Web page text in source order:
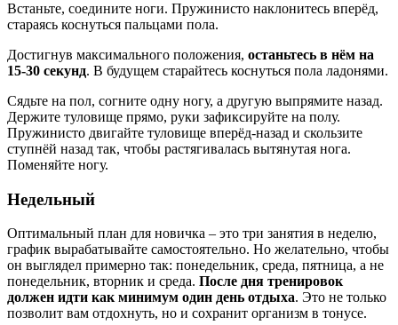
Встаньте, соедините ноги. Пружинисто наклонитесь вперёд,
стараясь коснуться пальцами пола.
Достигнув максимального положения, останьтесь в нём на
15-30 секунд. В будущем старайтесь коснуться пола ладонями.
Сядьте на пол, согните одну ногу, а другую выпрямите назад.
Держите туловище прямо, руки зафиксируйте на полу.
Пружинисто двигайте туловище вперёд-назад и скользите
ступнёй назад так, чтобы растягивалась вытянутая нога.
Поменяйте ногу.
Недельный
Оптимальный план для новичка – это три занятия в неделю,
график вырабатывайте самостоятельно. Но желательно, чтобы
он выглядел примерно так: понедельник, среда, пятница, а не
понедельник, вторник и среда. После дня тренировок
должен идти как минимум один день отдыха. Это не только
позволит вам отдохнуть, но и сохранит организм в тонусе.